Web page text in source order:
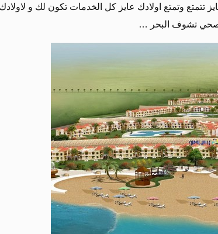
تتمتع وتمتع اولادك عايز كل الخدمات تكون لك و
تصحي تشوف البحر …